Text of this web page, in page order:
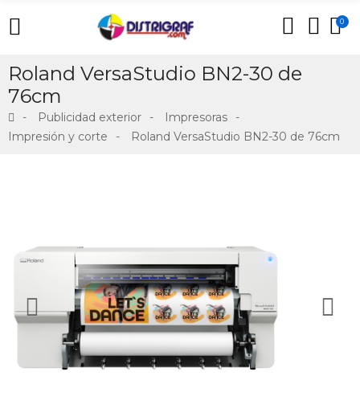
0
Roland VersaStudio BN2-30 de
76cm
Publicidad exterior
Impresoras
Impresión y corte
Roland VersaStudio BN2-30 de 76cm